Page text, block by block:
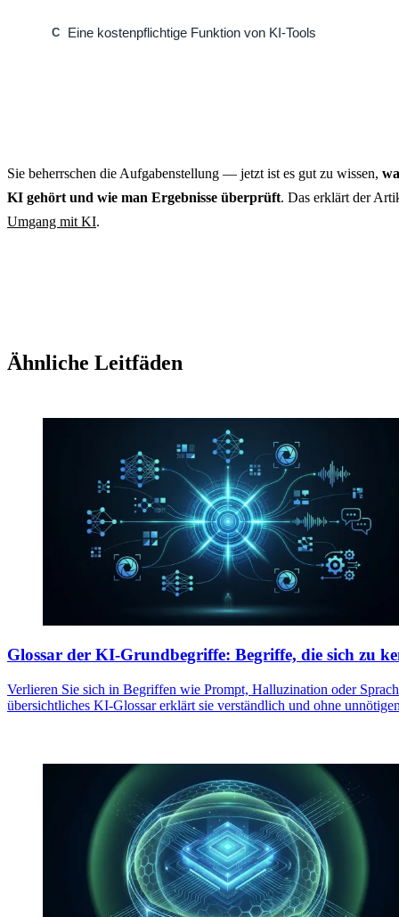
C Eine kostenpflichtige Funktion von KI-Tools
Sie beherrschen die Aufgabenstellung — jetzt ist es gut zu wissen,
KI gehört und wie man Ergebnisse überprüft. Das erklärt der
Umgang mit KI.
Ähnliche Leitfäden
Glossar der KI-Grundbegriffe: Begriffe, die sich zu
Verlieren Sie sich in Begriffen wie Prompt, Halluzination oder
übersichtliches KI-Glossar erklärt sie verständlich und ohne